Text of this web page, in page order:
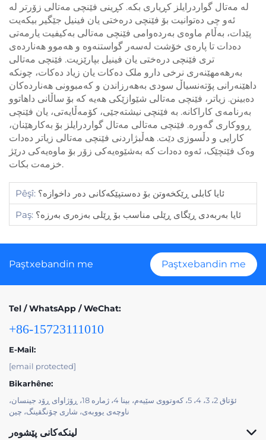
لە مەتال گواردرایلز کڕیاری بکە. کڕینی فێنچی مەتالی زۆرتر لە
ئەو چی دەتوانیت بۆ فێنچی درەختی یان فینیل جێگیر بیکەیت
پێدات، بەڵام ماوەی بەردەوامی فێنچی مەتالی بەکیفیت یارمەتی
دەدات تا پارەی خۆشت لەسەر گواستنەوە و هەموو هەناردەی
تری فێنچی درەختی یان فینیل بپارێزیت. فێنچی مەتالی
بەرهەمهێنەری نرخی دارو ملک دەکات یان زیاد دەکات، چونکە
داھێنەرانی پۆتەنسیاڵ سودی بەهەرزاندن و کەمبوونی هەناردەکان
دەبینن. زیاتر، فێنچی مەتالی شێوازێکی هەیە کە بۆ ساڵانی داهاتوو
بەرنامەی کاراکانە. بە فێنچی نیشتەجێی، کۆمەڵایەتی، یان فێنچی
ڕووکاری گەورە. فێنچی مەتالی مەتال گواردرایلز بۆ بەکارهێنان،
کارایی و دڵسوزی دێت. هەڵبژاردنی فێنچی مەتالی زیاتر دەدات
وەک فێنچێک، ئەوە دەدات کە بەشێوەیەکی زۆر بۆ ماوەیەکی درێژ
خزمەت بکات.
Pêşî: ئایا کابلی ڕێکخەوتن بۆ دەستپێکەکانی دەر داخوازە؟
Paş: ئایا بەربەدی ڕێگای ڕێلی مناسب بۆ ڕێلی بەزەری بەرزە؟
Paştxebandin me Paştxebandin me
Tel / WhatsApp / WeChat:
+86-15723111010
E-Mail:
[email protected]
Bikarhêne:
ئۆتاق 2، 3، 4، 5، کەوتووی سێیەم، بینا 4، ژمارە 18، ڕۆژاوای ڕۆد جینسان،
ناوچەی یووبەی، شاری چۆنگقینگ، چین
لینکەکانی پێشوەر